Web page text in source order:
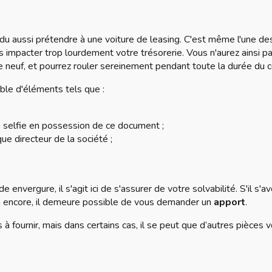
aussi prétendre à une voiture de leasing. C'est même l'une
trop lourdement votre trésorerie. Vous n'aurez ainsi
et pourrez rouler sereinement pendant toute la durée du
d'éléments tels que :
en possession de ce document ;
directeur de la société ;
envergure, il s'agit ici de s'assurer de votre solvabilité. S'il
il demeure possible de vous demander un apport.
mais dans certains cas, il se peut que d’autres pièces